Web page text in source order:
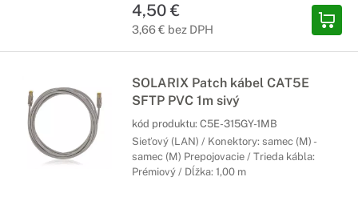
4,50 €
3,66 € bez DPH
SOLARIX Patch kábel CAT5E
SFTP PVC 1m sivý
kód produktu: C5E-315GY-1MB
Sieťový (LAN) / Konektory: samec (M) -
samec (M) Prepojovacie / Trieda kábla:
Prémiový / Dĺžka: 1,00 m